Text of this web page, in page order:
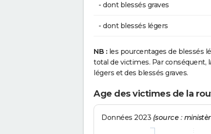
- dont blessés graves
- dont blessés légers
NB : les pourcentages de blessés
total de victimes. Par conséquent,
légers et des blessés graves.
Age des victimes de la
Données 2023 (source :